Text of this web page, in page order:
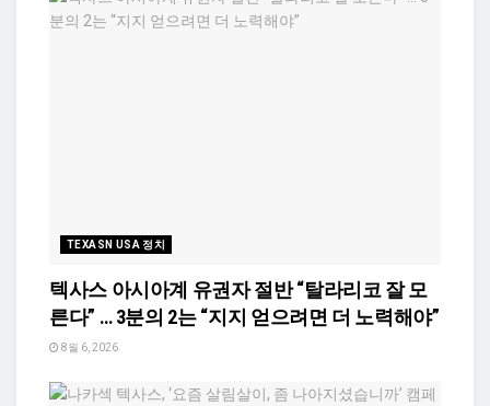
TEXASN USA 정치
텍사스 아시아계 유권자 절반 “탈라리코 잘 모
른다” … 3분의 2는 “지지 얻으려면 더 노력해야”
8월 6, 2026